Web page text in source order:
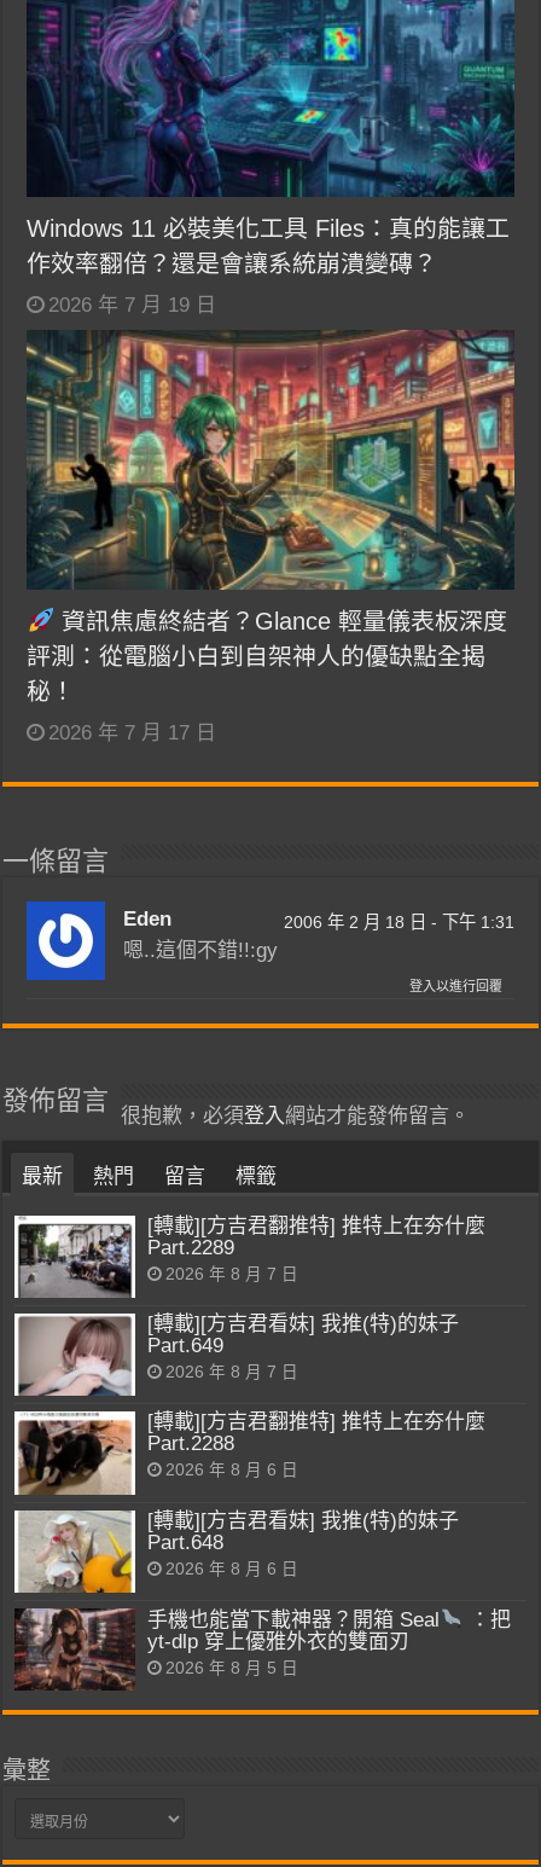
Windows 11 必裝美化工具 Files：真的能讓工
作效率翻倍？還是會讓系統崩潰變磚？
2026 年 7 月 19 日
資訊焦慮終結者？Glance 輕量儀表板深度
評測：從電腦小白到自架神人的優缺點全揭
秘！
2026 年 7 月 17 日
一條留言
Eden 2006 年 2 月 18 日 - 下午 1:31
嗯..這個不錯!!:gy
登入以進行回覆
發佈留言
很抱歉，必須登入網站才能發佈留言。
最新 熱門 留言 標籤
[轉載][方吉君翻推特] 推特上在夯什麼
Part.2289
2026 年 8 月 7 日
[轉載][方吉君看妹] 我推(特)的妹子
Part.649
2026 年 8 月 7 日
[轉載][方吉君翻推特] 推特上在夯什麼
Part.2288
2026 年 8 月 6 日
[轉載][方吉君看妹] 我推(特)的妹子
Part.648
2026 年 8 月 6 日
手機也能當下載神器？開箱 Seal
：把
yt-dlp 穿上優雅外衣的雙面刃
2026 年 8 月 5 日
彙整
彙